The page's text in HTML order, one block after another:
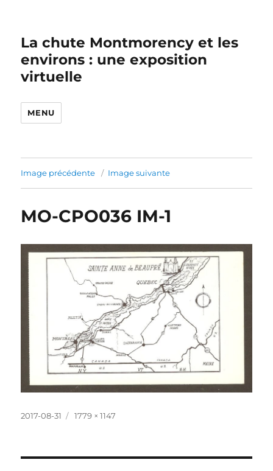
La chute Montmorency et les
environs : une exposition
virtuelle
MENU
Image précédente Image suivante
MO-CPO036 IM-1
Publié
2017-08-31
Taille
1779 × 1147